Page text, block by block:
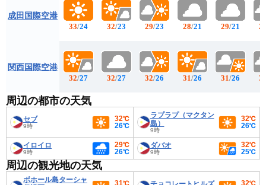
成田国際空港
関西国際空港
33/24
32/27
32/23
32/27
29/23
32/26
28/21
31/26
29/21
31/26
周辺の都市の天気
セブ
9時
32℃
26℃
ラプラプ（マクタン
島）
9時
32℃
26℃
イロイロ
9時
29℃
26℃
ダバオ
9時
32℃
25℃
周辺の観光地の天気
ボホール島ターシャ
31℃
32℃